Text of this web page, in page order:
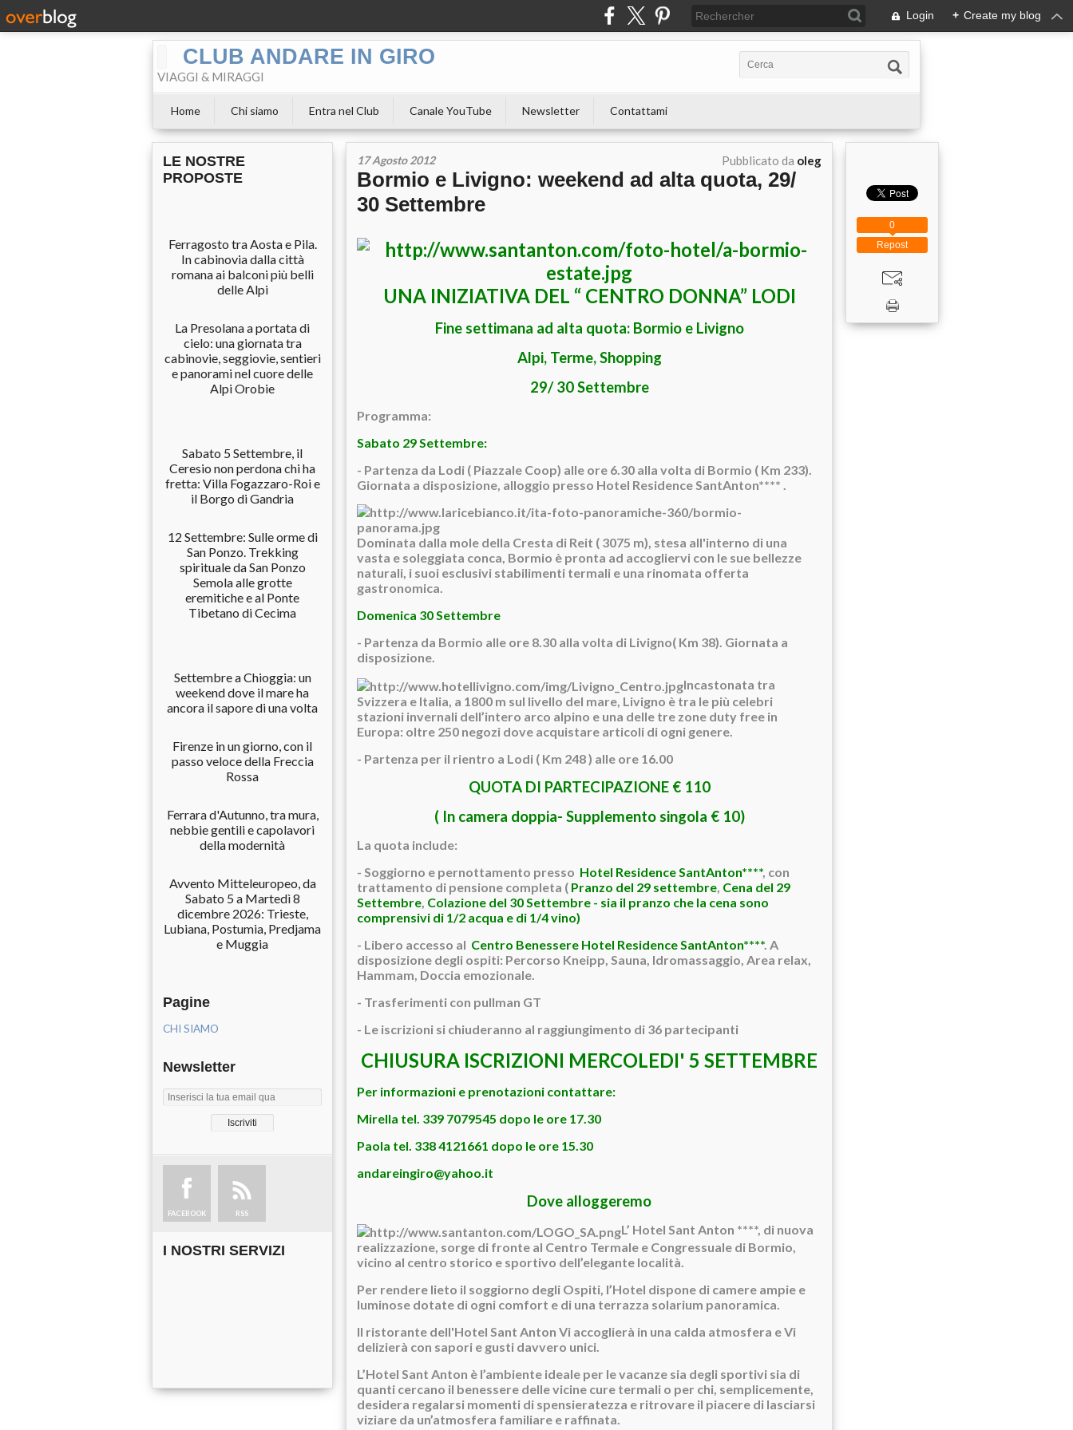
Login + Create my blog
CLUB ANDARE IN GIRO
VIAGGI & MIRAGGI
Home Chi siamo Entra nel Club Canale YouTube Newsletter Contattami
LE NOSTRE
PROPOSTE
Ferragosto tra Aosta e Pila.
In cabinovia dalla città
romana ai balconi più belli
delle Alpi
La Presolana a portata di
cielo: una giornata tra
cabinovie, seggiovie, sentieri
e panorami nel cuore delle
Alpi Orobie
Sabato 5 Settembre, il
Ceresio non perdona chi ha
fretta: Villa Fogazzaro-Roi e
il Borgo di Gandria
12 Settembre: Sulle orme di
San Ponzo. Trekking
spirituale da San Ponzo
Semola alle grotte
eremitiche e al Ponte
Tibetano di Cecima
Settembre a Chioggia: un
weekend dove il mare ha
ancora il sapore di una volta
Firenze in un giorno, con il
passo veloce della Freccia
Rossa
Ferrara d'Autunno, tra mura,
nebbie gentili e capolavori
della modernità
Avvento Mitteleuropeo, da
Sabato 5 a Martedì 8
dicembre 2026: Trieste,
Lubiana, Postumia, Predjama
e Muggia
Pagine
CHI SIAMO
Newsletter
FACEBOOK RSS
I NOSTRI SERVIZI
17 Agosto 2012 Pubblicato da oleg
Bormio e Livigno: weekend ad alta quota, 29/
30 Settembre
UNA INIZIATIVA DEL “ CENTRO DONNA” LODI
Fine settimana ad alta quota: Bormio e Livigno
Alpi, Terme, Shopping
29/ 30 Settembre
Programma:
Sabato 29 Settembre:
- Partenza da Lodi ( Piazzale Coop) alle ore 6.30 alla volta di Bormio ( Km 233).
Giornata a disposizione, alloggio presso Hotel Residence SantAnton**** .
Dominata dalla mole della Cresta di Reit ( 3075 m), stesa all'interno di una
vasta e soleggiata conca, Bormio è pronta ad accogliervi con le sue bellezze
naturali, i suoi esclusivi stabilimenti termali e una rinomata offerta
gastronomica.
Domenica 30 Settembre
- Partenza da Bormio alle ore 8.30 alla volta di Livigno( Km 38). Giornata a
disposizione.
Incastonata tra
Svizzera e Italia, a 1800 m sul livello del mare, Livigno è tra le più celebri
stazioni invernali dell’intero arco alpino e una delle tre zone duty free in
Europa: oltre 250 negozi dove acquistare articoli di ogni genere.
- Partenza per il rientro a Lodi ( Km 248 ) alle ore 16.00
QUOTA DI PARTECIPAZIONE € 110
( In camera doppia- Supplemento singola € 10)
La quota include:
- Soggiorno e pernottamento presso Hotel Residence SantAnton****, con
trattamento di pensione completa ( Pranzo del 29 settembre, Cena del 29
Settembre, Colazione del 30 Settembre - sia il pranzo che la cena sono
comprensivi di 1/2 acqua e di 1/4 vino)
- Libero accesso al Centro Benessere Hotel Residence SantAnton****. A
disposizione degli ospiti: Percorso Kneipp, Sauna, Idromassaggio, Area relax,
Hammam, Doccia emozionale.
- Trasferimenti con pullman GT
- Le iscrizioni si chiuderanno al raggiungimento di 36 partecipanti
CHIUSURA ISCRIZIONI MERCOLEDI' 5 SETTEMBRE
Per informazioni e prenotazioni contattare:
Mirella tel. 339 7079545 dopo le ore 17.30
Paola tel. 338 4121661 dopo le ore 15.30
andareingiro@yahoo.it
Dove alloggeremo
L’ Hotel Sant Anton ****, di nuova
realizzazione, sorge di fronte al Centro Termale e Congressuale di Bormio,
vicino al centro storico e sportivo dell’elegante località.
Per rendere lieto il soggiorno degli Ospiti, l’Hotel dispone di camere ampie e
luminose dotate di ogni comfort e di una terrazza solarium panoramica.
Il ristorante dell'Hotel Sant Anton Vi accoglierà in una calda atmosfera e Vi
delizierà con sapori e gusti davvero unici.
L’Hotel Sant Anton è l’ambiente ideale per le vacanze sia degli sportivi sia di
quanti cercano il benessere delle vicine cure termali o per chi, semplicemente,
desidera regalarsi momenti di spensieratezza e ritrovare il piacere di lasciarsi
viziare da un’atmosfera familiare e raffinata.
Repost
0